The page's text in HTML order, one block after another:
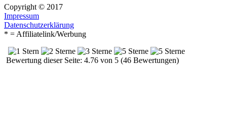
Copyright © 2017
Impressum
Datenschutzerklärung
* = Affiliatelink/Werbung
Bewertung dieser Seite: 4.76 von 5 (46 Bewertungen)